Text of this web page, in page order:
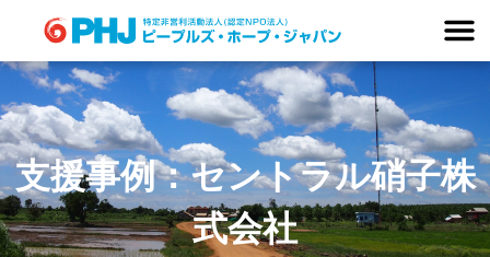
content
支援事例：セントラル硝子株
式会社